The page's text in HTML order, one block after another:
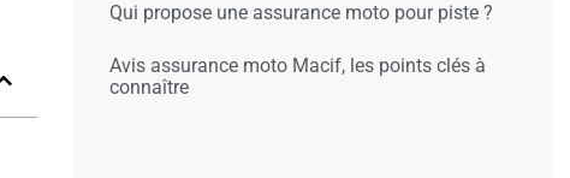
Qui propose une assurance moto pour piste ?
Avis assurance moto Macif, les points clés à
connaître